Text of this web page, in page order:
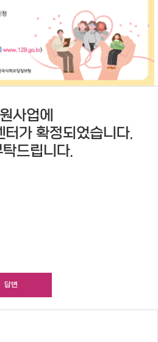
사업에
가 확정되었습니다.
드립니다.
답변